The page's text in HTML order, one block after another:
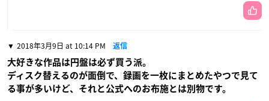
2018年3月9日 at 10:14 PM 返信
大好きな作品は円盤は必ず買う派。
ディスク替えるのが面倒で、録画を一枚にまとめたやつで見て
る事が多いけど、それと公式へのお布施とは別物です。